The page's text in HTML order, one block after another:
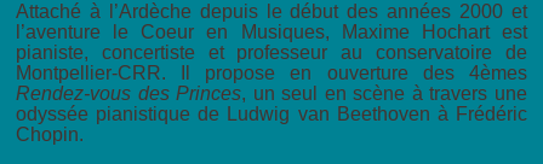
Attaché à l’Ardèche depuis le début des années 2000 et
l’aventure le Coeur en Musiques, Maxime Hochart est
pianiste, concertiste et professeur au conservatoire de
Montpellier-CRR. Il propose en ouverture des 4èmes
Rendez-vous des Princes, un seul en scène à travers une
odyssée pianistique de Ludwig van Beethoven à Frédéric
Chopin.